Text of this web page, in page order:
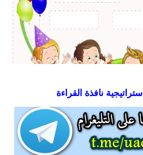
استراتيجية نافذة القراءة